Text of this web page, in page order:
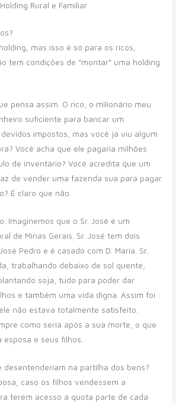
Holding Rural e Familiar
mas isso é só para os ricos,
tem condições de “montar” uma holding
pensa assim. O rico, o milionário meu
suficiente para bancar um
impostos, mas você já viu algum
Você acha que ele pagaria milhões
de inventário? Você acredita que um
de vender uma fazenda sua para pagar
É claro que não.
Imaginemos que o Sr. José é um
de Minas Gerais. Sr. José tem dois
Pedro e é casado com D. Maria. Sr.
trabalhando debaixo de sol quente,
soja, tudo para poder dar
e também uma vida digna. Assim foi
não estava totalmente satisfeito.
como seria após a sua morte, o que
esposa e seus filhos.
desentenderiam na partilha dos bens?
caso os filhos vendessem a
terem acesso a quota parte de cada